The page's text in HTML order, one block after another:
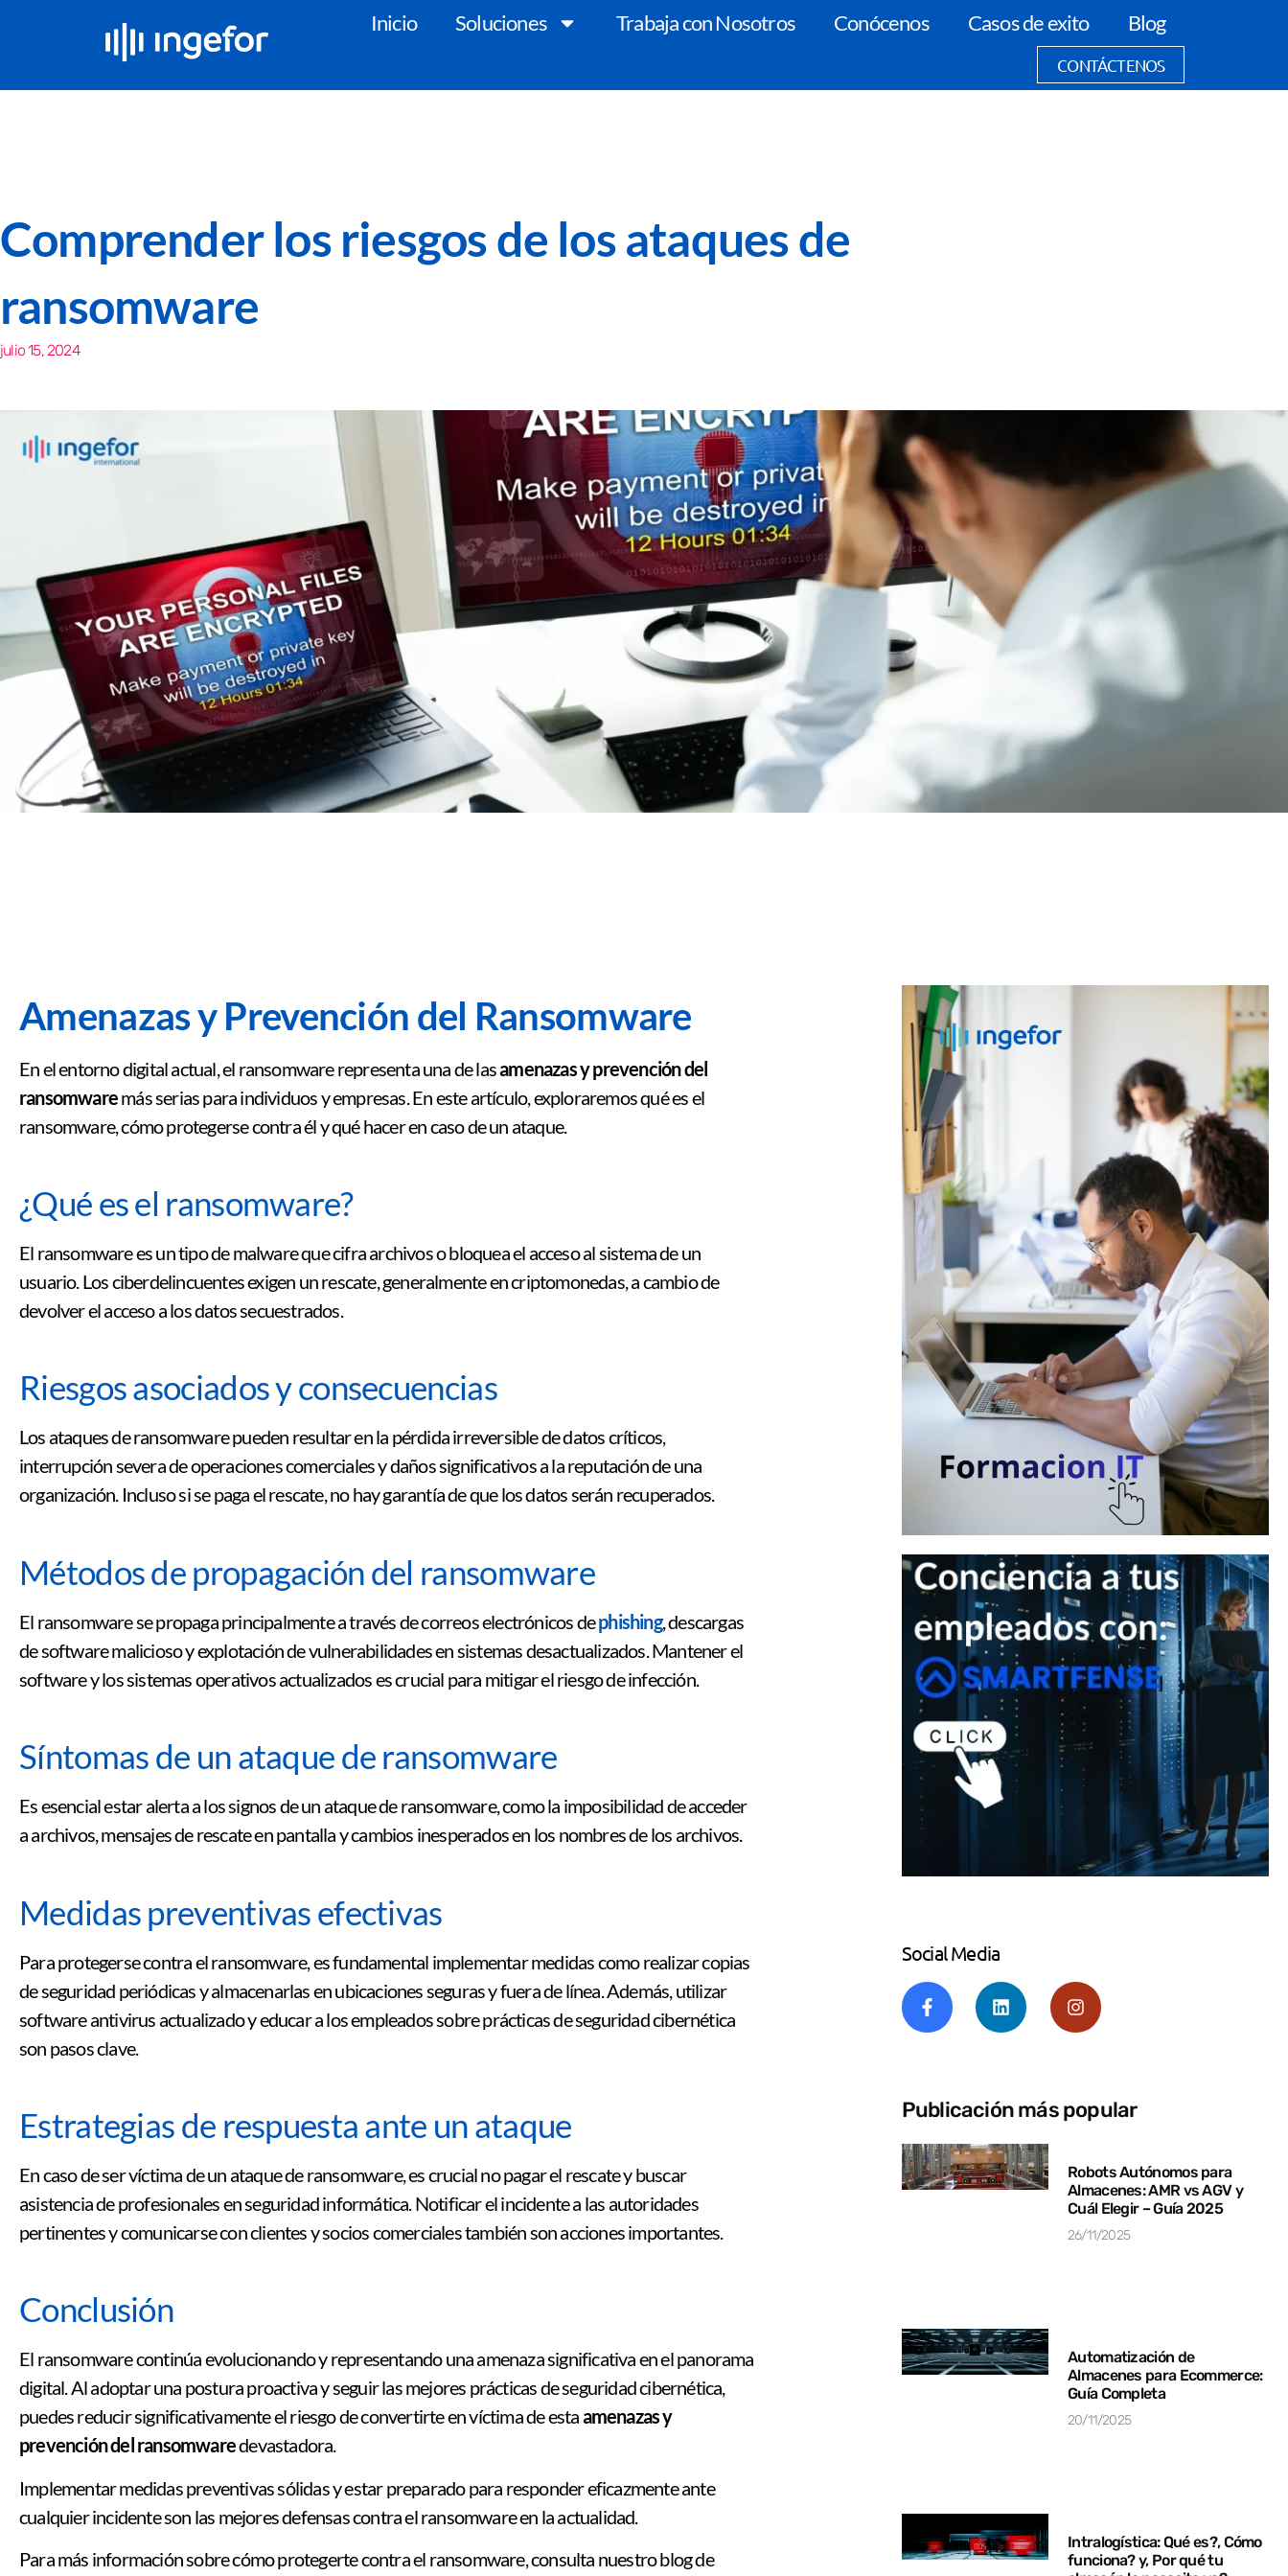
Inicio Soluciones Trabaja con Nosotros Conócenos Casos de exito Blog
CONTÁCTENOS
Comprender los riesgos de los ataques de
ransomware
julio 15, 2024
Amenazas y Prevención del Ransomware
En el entorno digital actual, el ransomware representa una de lasamenazas y prevención del
ransomwaremás serias para individuos y empresas. En este artículo, exploraremos qué es el
ransomware, cómo protegerse contra él y qué hacer en caso de un ataque.
¿Qué es el ransomware?
El ransomware es un tipo de malware que cifra archivos o bloquea el acceso al sistema de un
usuario. Los ciberdelincuentes exigen un rescate, generalmente en criptomonedas, a cambio de
devolver el acceso a los datos secuestrados.
Riesgos asociados y consecuencias
Los ataques de ransomware pueden resultar en la pérdida irreversible de datos críticos,
interrupción severa de operaciones comerciales y daños significativos a la reputación de una
organización. Incluso si se paga el rescate, no hay garantía de que los datos serán recuperados.
Métodos de propagación del ransomware
El ransomware se propaga principalmente a través de correos electrónicos dephishing, descargas
de software malicioso y explotación de vulnerabilidades en sistemas desactualizados. Mantener el
software y los sistemas operativos actualizados es crucial para mitigar el riesgo de infección.
Síntomas de un ataque de ransomware
Es esencial estar alerta a los signos de un ataque de ransomware, como la imposibilidad de acceder
a archivos, mensajes de rescate en pantalla y cambios inesperados en los nombres de los archivos.
Medidas preventivas efectivas
Para protegerse contra el ransomware, es fundamental implementar medidas como realizar copias
de seguridad periódicas y almacenarlas en ubicaciones seguras y fuera de línea. Además, utilizar
software antivirus actualizado y educar a los empleados sobre prácticas de seguridad cibernética
son pasos clave.
Estrategias de respuesta ante un ataque
En caso de ser víctima de un ataque de ransomware, es crucial no pagar el rescate y buscar
asistencia de profesionales en seguridad informática. Notificar el incidente a las autoridades
pertinentes y comunicarse con clientes y socios comerciales también son acciones importantes.
Conclusión
El ransomware continúa evolucionando y representando una amenaza significativa en el panorama
digital. Al adoptar una postura proactiva y seguir las mejores prácticas de seguridad cibernética,
puedes reducir significativamente el riesgo de convertirte en víctima de estaamenazas y
prevención del ransomwaredevastadora.
Implementar medidas preventivas sólidas y estar preparado para responder eficazmente ante
cualquier incidente son las mejores defensas contra el ransomware en la actualidad.
Para más información sobre cómo protegerte contra el ransomware, consulta nuestro blog de
Social Media
Publicación más popular
Robots Autónomos para
Almacenes: AMR vs AGV y
Cuál Elegir – Guía 2025
26/11/2025
Automatización de
Almacenes para Ecommerce:
Guía Completa
20/11/2025
Intralogística: Qué es?, Cómo
funciona? y, Por qué tu